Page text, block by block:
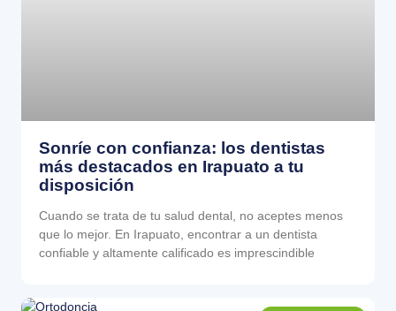
Sonríe con confianza: los dentistas
más destacados en Irapuato a tu
disposición
Cuando se trata de tu salud dental, no aceptes menos
que lo mejor. En Irapuato, encontrar a un dentista
confiable y altamente calificado es imprescindible